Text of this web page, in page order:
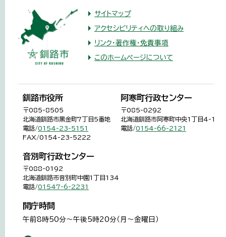
サイトマップ
アクセシビリティへの取り組み
リンク・著作権・免責事項
このホームページについて
釧路市役所
〒085-8505
北海道釧路市黒金町7丁目5番地
電話/0154-23-5151
FAX/0154-23-5222
阿寒町行政センター
〒085-0292
北海道釧路市阿寒町中央1丁目4-1
電話/0154-66-2121
音別町行政センター
〒088-0192
北海道釧路市音別町中園1丁目134
電話/01547-6-2231
開庁時間
午前8時50分～午後5時20分（月～金曜日）